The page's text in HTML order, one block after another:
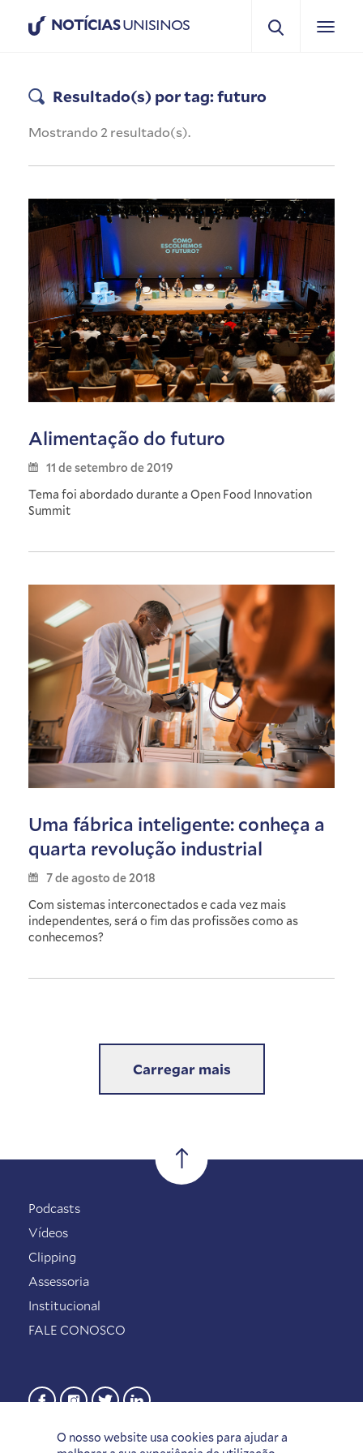
NOTÍCIASUNISINOS
Resultado(s) por tag: futuro
Mostrando 2 resultado(s).
Alimentação do futuro
11 de setembro de 2019
Tema foi abordado durante a Open Food Innovation
Summit
Uma fábrica inteligente: conheça a
quarta revolução industrial
7 de agosto de 2018
Com sistemas interconectados e cada vez mais
independentes, será o fim das profissões como as
conhecemos?
Carregar mais
O nosso website usa cookies para ajudar a
Podcasts
Vídeos
Clipping
Assessoria
Institucional
FALE CONOSCO